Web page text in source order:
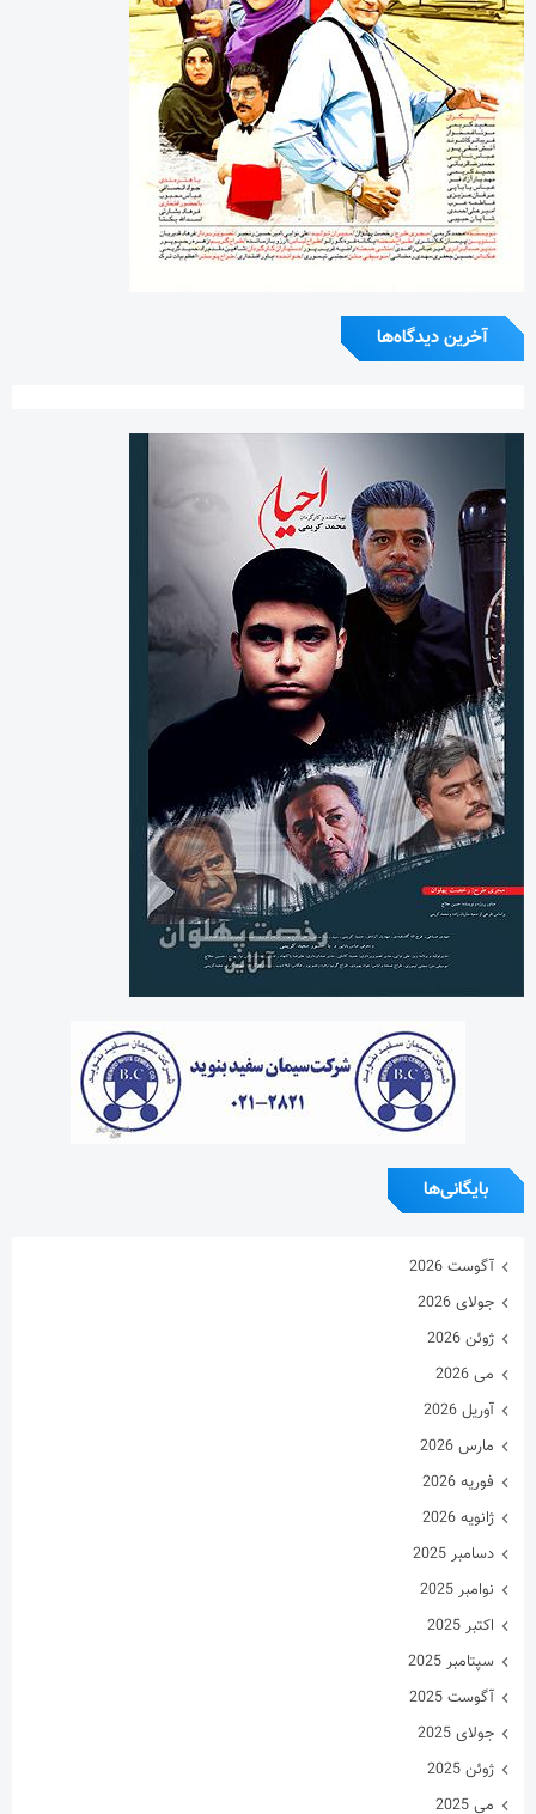
آخرین دیدگاه‌ها
بایگانی‌ها
آگوست 2026
جولای 2026
ژوئن 2026
می 2026
آوریل 2026
مارس 2026
فوریه 2026
ژانویه 2026
دسامبر 2025
نوامبر 2025
اکتبر 2025
سپتامبر 2025
آگوست 2025
جولای 2025
ژوئن 2025
می 2025